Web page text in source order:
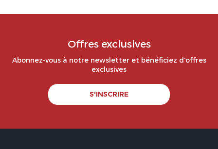
Offres exclusives
Abonnez-vous à notre newsletter et bénéficiez d'offres
exclusives
S'INSCRIRE